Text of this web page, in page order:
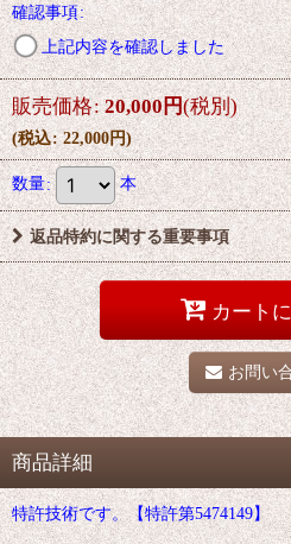
確認事項:
上記内容を確認しました
販売価格: 20,000円(税別)
(税込: 22,000円)
数量: 本
返品特約に関する重要事項
カート
お問い
商品詳細
特許技術です。【特許第5474149】